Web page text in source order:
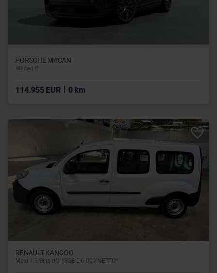
PORSCHE MACAN
Macan 4
114.955 EUR | 0 km
RENAULT KANGOO
Maxi 1.5 Blue dCi *B2B € 6.000 NETTO*